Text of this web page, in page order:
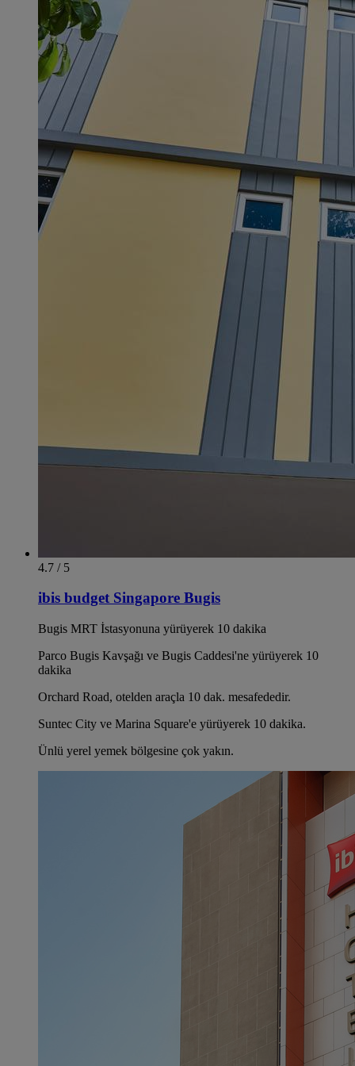
4.7 / 5
ibis budget Singapore Bugis
Bugis MRT İstasyonuna yürüyerek 10 dakika
Parco Bugis Kavşağı ve Bugis Caddesi'ne yürüyerek 10
dakika
Orchard Road, otelden araçla 10 dak. mesafededir.
Suntec City ve Marina Square'e yürüyerek 10 dakika.
Ünlü yerel yemek bölgesine çok yakın.